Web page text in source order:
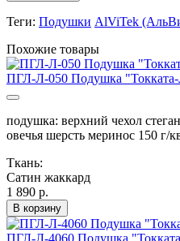
Теги: Подушки AlViTek
Похожие товары
ПГЛ-Л-050 Подушка
подушка: верхний чехол
овечья шерсть меринос 150 г/
Ткань:
Сатин жаккард
1 890 р.
В корзину
ПГЛ-Л-4060 Подушка